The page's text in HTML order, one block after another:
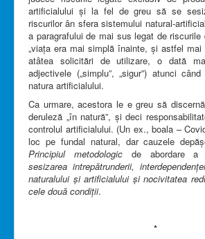
artificialului și la fel de greu să se
riscurilor ân sfera sistemului natural-
a paragrafului de mai sus legat de
„viața era mai simplă înainte, și astfel mai
atâtea solicitări de utilizare, o dată
adjectivele („simplu”, „sigur”) atunci
natura artificialului.
Ca urmare, acestora le e greu să
deruleză „în natură”, și deci
controlul artificialului. (Un ex., boala –
loc pe fundal natural, dar cauzele
Principiul metodologicde abordare a
sesizarea intrepătrunderii,
naturalului și artificialului și nocivitatea
cele două condiții.
*